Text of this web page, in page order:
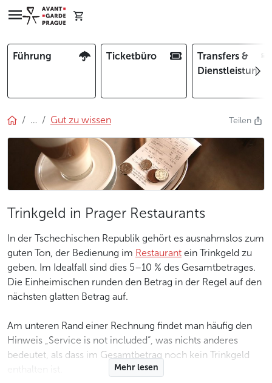
Führung Ticketbüro
Transfers &
… Gut zu wissen Teilen
Trinkgeld in Prager Restaurants
In der Tschechischen Republik gehört es ausnahmslos zum
guten Ton, der Bedienung im Restaurant ein Trinkgeld zu
geben. Im Idealfall sind dies 5–10 % des Gesamtbetrages.
Die Einheimischen runden den Betrag in der Regel auf den
nächsten glatten Betrag auf.
Am unteren Rand einer Rechnung findet man häufig den
Hinweis „Service is not included“, was nichts anderes
bedeutet, als dass im Gesamtbetrag noch kein Trinkgeld
Mehr lesen